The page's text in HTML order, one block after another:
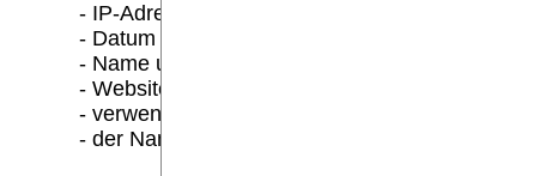
- IP-Adresse des anfragenden Rechners,
- Datum und Uhrzeit des Zugriffs,
- Name und URL der abgerufenen Datei,
- Website, von der aus der Zugriff erfolgt
- verwendeter Browser und ggf. das
- der Name Ihres Access-Providers.